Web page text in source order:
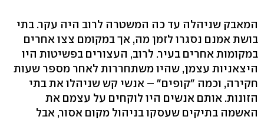
המאבק שניהלה עד כה המשטרה לרוב היה עקר. בתי
בושת אמנם נסגרו לזמן מה, אך במקומם צצו אחרים
במקומות אחרים בעיר. לרוב, העצורים בפשיטות היו
היצאניות עצמן, שהיו משתחררות לאחר מספר שעות
חקירה, וכמה "קופים" – אנשי קש שניהלו את בתי
הזונות. אותם אנשים היו לוקחים על עצמם את
האשמה בתיקים שעסקו בניהול מקום אסור, אבל